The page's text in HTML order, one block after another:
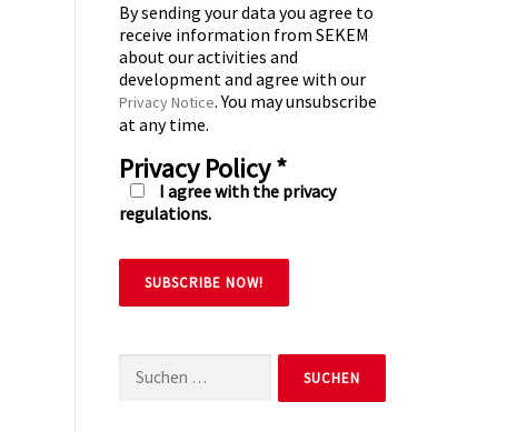
By sending your data you agree to
receive information from SEKEM
about our activities and
development and agree with our
Privacy Notice. You may unsubscribe
at any time.
Privacy Policy*
I agree with the privacy
regulations.
Suchen